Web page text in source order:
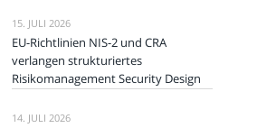
15. JULI 2026
EU-Richtlinien NIS-2 und CRA
verlangen strukturiertes
Risikomanagement Security Design
14. JULI 2026